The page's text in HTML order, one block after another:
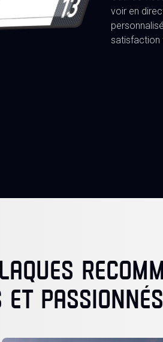
voir en
satisfaction
PASSIONNÉS